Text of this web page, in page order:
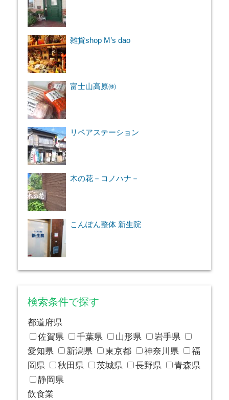
雑貨shop M’s dao
富士山高原㈱
リペアステーション
木の花－コノハナ－
こんぽん整体 新生院
検索条件で探す
都道府県
佐賀県
千葉県 山形県
岩手県
愛知県
新潟県 東京都 神奈川県
福
岡県
秋田県 茨城県 長野県
青森県
静岡県
飲食業